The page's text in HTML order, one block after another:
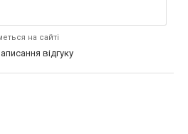
на сайті
відгуку